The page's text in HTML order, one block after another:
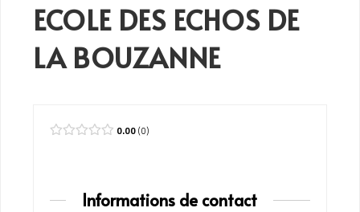
ECOLE DES ECHOS DE
LA BOUZANNE
0.00 0
Informations de contact